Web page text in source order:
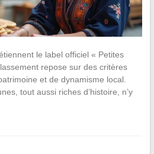
le label officiel « Petites
repose sur des critères
et de dynamisme local.
tout aussi riches d’histoire, n’y